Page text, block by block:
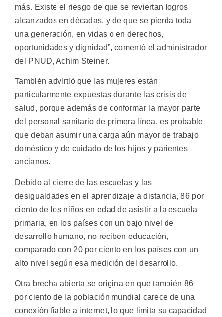
más. Existe el riesgo de que se reviertan logros
alcanzados en décadas, y de que se pierda toda
una generación, en vidas o en derechos,
oportunidades y dignidad”, comentó el administrador
del PNUD, Achim Steiner.
También advirtió que las mujeres están
particularmente expuestas durante las crisis de
salud, porque además de conformar la mayor parte
del personal sanitario de primera línea, es probable
que deban asumir una carga aún mayor de trabajo
doméstico y de cuidado de los hijos y parientes
ancianos.
Debido al cierre de las escuelas y las
desigualdades en el aprendizaje a distancia, 86 por
ciento de los niños en edad de asistir a la escuela
primaria, en los países con un bajo nivel de
desarrollo humano, no reciben educación,
comparado con 20 por ciento en los países con un
alto nivel según esa medición del desarrollo.
Otra brecha abierta se origina en que también 86
por ciento de la población mundial carece de una
conexión fiable a internet, lo que limita su capacidad